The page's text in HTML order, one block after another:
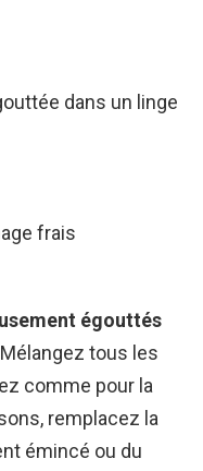
dans un linge
frais
égouttés
tous les
comme pour la
remplacez la
émincé ou du